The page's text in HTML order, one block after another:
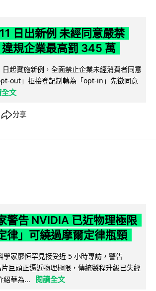
日出新例 未經同意嚴禁
規企業最高罰 345 萬
起實施新例，全面禁止企業未經消費者同意
out」拒接登記制轉為「opt-in」先徵同意
全文
分享
警告 NVIDIA 已近物理極限
律」可繞過摩爾定律瓶頸
學家廖恒罕見接受近 5 小時專訪，警告
巨頭正逼近物理極限，傳統製程升級已失經
紹華為...
閱讀全文